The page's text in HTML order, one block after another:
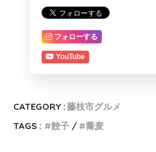
フォローする
YouTube
CATEGORY :藤枝市グルメ
TAGS :
餃子 蕎麦